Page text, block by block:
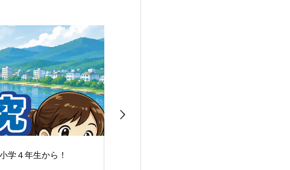
学４年生から！